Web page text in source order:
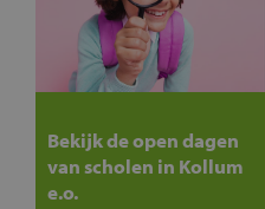
Bekijk de open dagen
van scholen in Kollum
e.o.